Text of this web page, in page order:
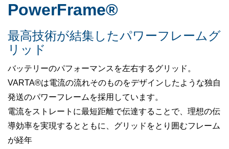
PowerFrame®
最高技術が結集したパワーフレームグ
リッド
バッテリーのパフォーマンスを左右するグリッド。
VARTA®は電流の流れそのものをデザインしたような独自
発送のパワーフレームを採用しています。
電流をストレートに最短距離で伝達することで、理想の伝
導効率を実現するとともに、グリッドをとり囲むフレーム
が経年